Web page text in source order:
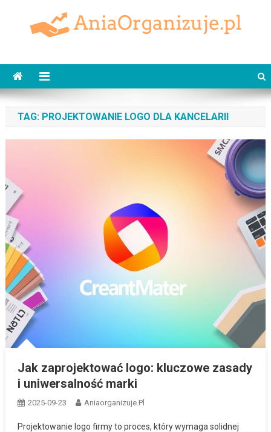
TAG: PROJEKTOWANIE LOGO DLA KANCELARII
Jak zaprojektować logo: kluczowe zasady
i uniwersalność marki
2025-09-23 Aniaorganizuje.pl
Projektowanie logo firmy to proces, który wymaga solidnej